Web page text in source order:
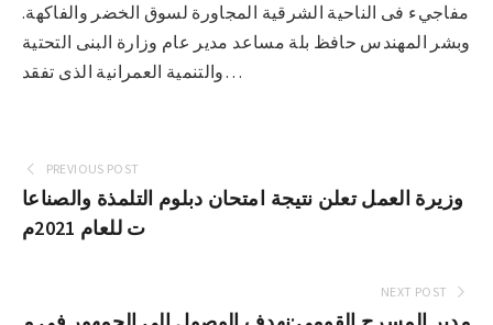
مفاجيء فى الناحية الشرقية المجاورة لسوق الخضر والفاكهة.
وبشر المهندس حافظ بلة مساعد مدير عام وزارة البنى التحتية
والتنمية العمرانية الذى تفقد…
PREVIOUS POST
وزيرة العمل تعلن نتيجة امتحان دبلوم التلمذة والصناعا
ت للعام 2021م
NEXT POST